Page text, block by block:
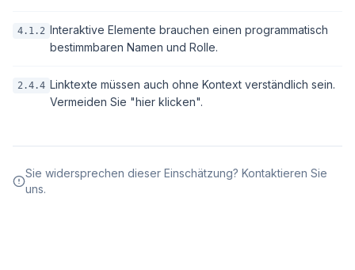
4.1.2 Interaktive Elemente brauchen einen programmatisch
bestimmbaren Namen und Rolle.
2.4.4 Linktexte müssen auch ohne Kontext verständlich sein.
Vermeiden Sie "hier klicken".
Sie widersprechen dieser Einschätzung? Kontaktieren Sie
uns.